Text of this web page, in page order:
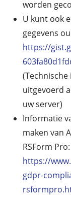
worden
U kunt ook
gegevens
https://
uitgevoerd
uw server)
Informatie
maken van
RSForm Pro:
https://
gdpr-